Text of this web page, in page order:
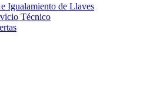
Igualamiento de Llaves
Técnico